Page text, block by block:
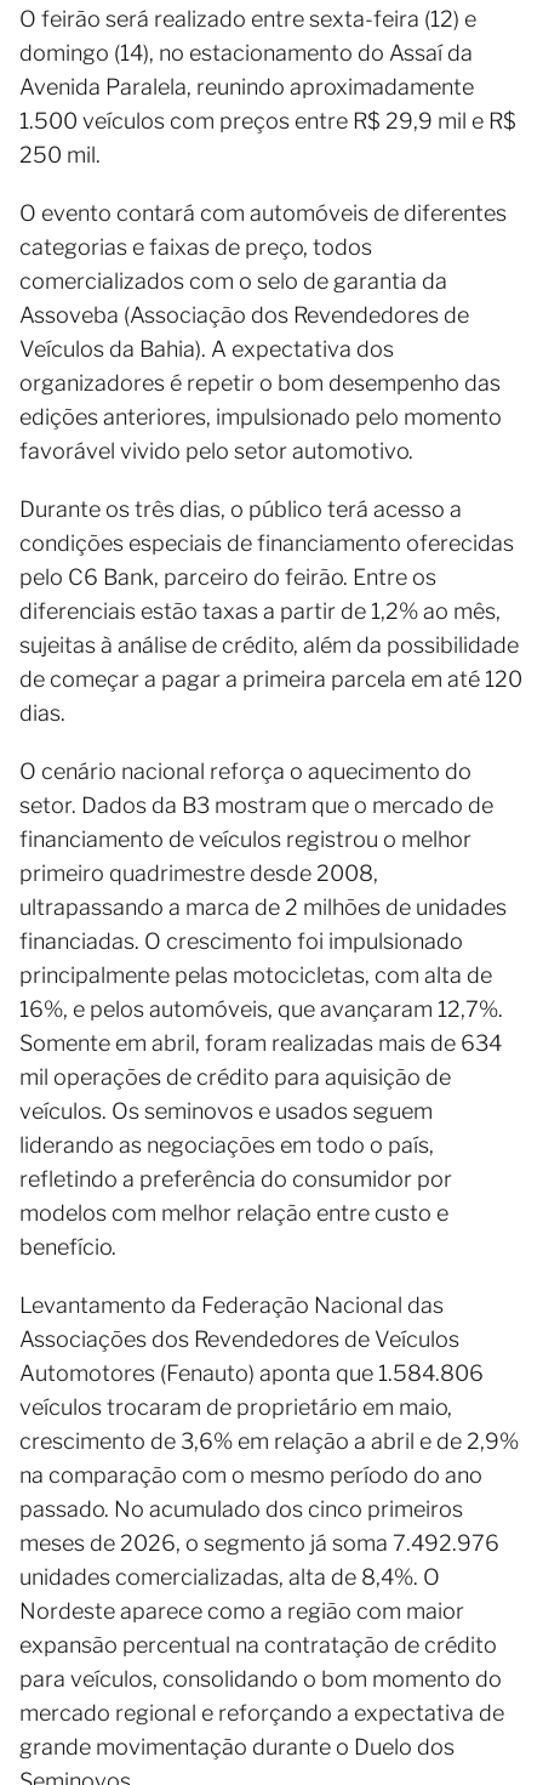
O feirão será realizado entre sexta-feira (12) e
domingo (14), no estacionamento do Assaí da
Avenida Paralela, reunindo aproximadamente
1.500 veículos com preços entre R$ 29,9 mil e R$
250 mil.
O evento contará com automóveis de diferentes
categorias e faixas de preço, todos
comercializados com o selo de garantia da
Assoveba (Associação dos Revendedores de
Veículos da Bahia). A expectativa dos
organizadores é repetir o bom desempenho das
edições anteriores, impulsionado pelo momento
favorável vivido pelo setor automotivo.
Durante os três dias, o público terá acesso a
condições especiais de financiamento oferecidas
pelo C6 Bank, parceiro do feirão. Entre os
diferenciais estão taxas a partir de 1,2% ao mês,
sujeitas à análise de crédito, além da possibilidade
de começar a pagar a primeira parcela em até 120
dias.
O cenário nacional reforça o aquecimento do
setor. Dados da B3 mostram que o mercado de
financiamento de veículos registrou o melhor
primeiro quadrimestre desde 2008,
ultrapassando a marca de 2 milhões de unidades
financiadas. O crescimento foi impulsionado
principalmente pelas motocicletas, com alta de
16%, e pelos automóveis, que avançaram 12,7%.
Somente em abril, foram realizadas mais de 634
mil operações de crédito para aquisição de
veículos. Os seminovos e usados seguem
liderando as negociações em todo o país,
refletindo a preferência do consumidor por
modelos com melhor relação entre custo e
benefício.
Levantamento da Federação Nacional das
Associações dos Revendedores de Veículos
Automotores (Fenauto) aponta que 1.584.806
veículos trocaram de proprietário em maio,
crescimento de 3,6% em relação a abril e de 2,9%
na comparação com o mesmo período do ano
passado. No acumulado dos cinco primeiros
meses de 2026, o segmento já soma 7.492.976
unidades comercializadas, alta de 8,4%. O
Nordeste aparece como a região com maior
expansão percentual na contratação de crédito
para veículos, consolidando o bom momento do
mercado regional e reforçando a expectativa de
grande movimentação durante o Duelo dos